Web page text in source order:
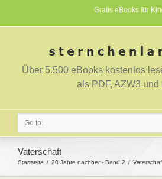
Gratis eBooks für
Über 5.500 eBooks kostenlos
als PDF, AZW3 und
Go to...
Vaterschaft
Startseite 20 Jahre nachher - Band 2